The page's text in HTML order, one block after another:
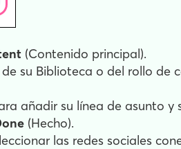
(Contenido principal).
su Biblioteca o del rollo
añadir su línea de asunto
(Hecho).
las redes sociales